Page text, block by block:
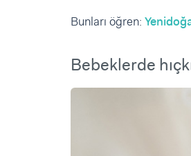
Bunları öğren:
Bebeklerde